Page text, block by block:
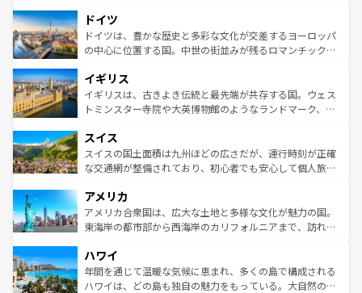
せる。地方によって風土や気候が異なるスペインはその個
性で訪れる人を魅了する。 なお、新着のスペイン情報は コ
ンテンツ一覧を参照してほしい。
で、幅広い魅力が詰まっている。華麗な宮殿、歴史的な大
聖堂、美しいビーチ、そして豊かな自然が、訪れる者を心
から魅了する。また、フランスは美食の国としても知ら
いる。シャンパンの発祥地であるランス、プロヴァンスの
香り高いラベンダー畑など、多彩な楽しみ方が可能だ。さ
らに、パリ以外の地域にも魅力が溢れており、どの街角に
れる地方に足を運ぶとそれぞれで全く異なる文化を体験で
きるだろう。 なお、新着のフランス情報はコンテンツ一覧
を参照してほしい。
ドイツ
ドイツは、豊かな歴史と多彩な文化が交差するヨーロッパ
の中心に位置する国。中世の街並みが残るロマンチック街
顔を持つこの国は、どこを歩いても飽きることがない。ベ
ルリンの文化的活気、バイエルン州のアルプスの絶景、そ
してライン川沿いのワイン畑といった風景は必見。ビール
は、お酒好きな人にはぜひ体験してほしい。 なお、新着の
ドイツ情報はコンテンツ一覧を参照してほしい。
イギリス
イギリスは、古きよき伝統と最先端が共存する国。ウェス
トミンスター寺院や大英博物館のようなランドマーク、歴
リアごとに異なる魅力がある。また、優雅なアフタヌーン
ティー、ビール好きにはたまらない英国パブ、サッカー観
戦など、本場だからこそできる体験も豊富。イギリスを旅
ンツ一覧を参照してほしい。
スイス
スイスの国土面積は九州ほどの広さだが、運行時刻が正確
な交通網が整備されており、初心者でも安心して個人旅行
の建物がそのまま残る町や、スイスならではのユニークな
博物館もあり、アルプス観光だけでなく町歩きも満喫する
ことができる。国民の所得が高いため物価も高いが、旅行
ば市内交通費無料で観光を楽しむこともできる。 なお、新
着のスイス情報はコンテンツ一覧 を参照してほしい。
アメリカ
アメリカ合衆国は、広大な土地と多様な文化が魅力の国。
東海岸の都市部から西海岸のカリフォルニアまで、訪れる
のような巨大都市は、観光、ショッピング、エンターテイ
ンメントが詰まった刺激的なスポットだ。一方、アメリカ
西部には大自然が広がり、グランドキャニオンやイエロー
ハワイ
年間を通じて温暖な気候に恵まれ、多くの島で構成される
ハワイは、どの島も独自の魅力をもっている。大自然の神